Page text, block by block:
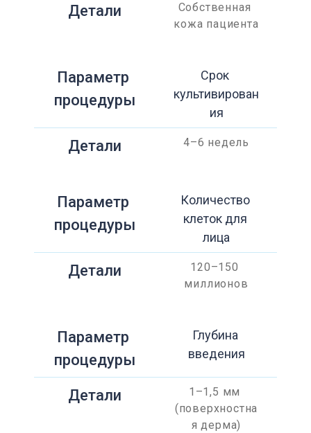
Детали
Собственная
кожа пациента
Параметр
процедуры
Срок
культивирован
ия
Детали 4–6 недель
Параметр
процедуры
Количество
клеток для
лица
Детали
120–150
миллионов
Параметр
процедуры
Глубина
введения
Детали
1–1,5 мм
(поверхностна
я дерма)